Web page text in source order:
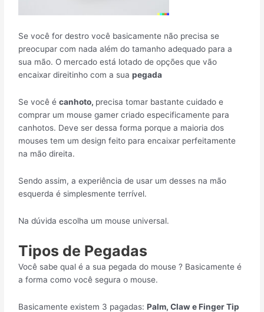
Se você for destro você basicamente não precisa se
preocupar com nada além do tamanho adequado para a
sua mão. O mercado está lotado de opções que vão
encaixar direitinho com a suapegada
Se você écanhoto, precisa tomar bastante cuidado e
comprar um mouse gamer criado especificamente para
canhotos. Deve ser dessa forma porque a maioria dos
mouses tem um design feito para encaixar perfeitamente
na mão direita.
Sendo assim, a experiência de usar um desses na mão
esquerda é simplesmente terrível.
Na dúvida escolha um mouse universal.
Tipos de Pegadas
Você sabe qual é a sua pegada do mouse ? Basicamente é
a forma como você segura o mouse.
Basicamente existem 3 pagadas:Palm, Claw e Finger Tip